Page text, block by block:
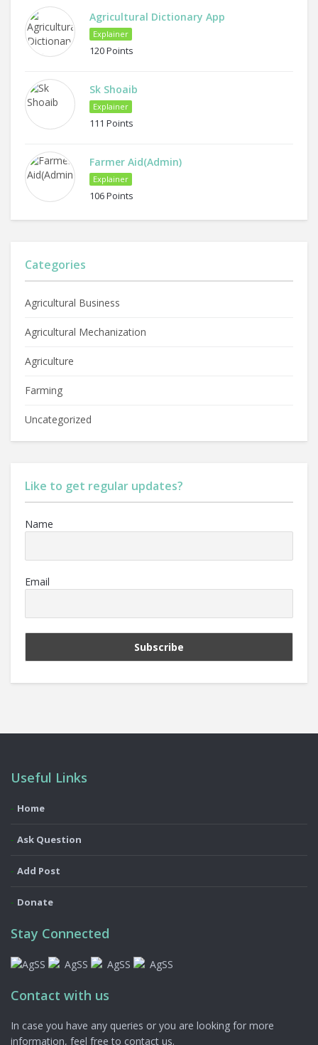
Agricultural Dictionary App
Explainer
120 Points
Sk Shoaib
Explainer
111 Points
Farmer Aid(Admin)
Explainer
106 Points
Categories
Agricultural Business
Agricultural Mechanization
Agriculture
Farming
Uncategorized
Like to get regular updates?
Name
Email
Useful Links
Home
Ask Question
Add Post
Donate
Stay Connected
Contact with us
In case you have any queries or you are looking for more
information, feel free to contact us.